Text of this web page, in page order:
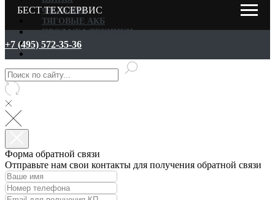
ФИЛЬТРЫ
ТЯГОВЫЕ АКБ
ПРОДАЖА ТЕХНИКИ
ВЫКУП
БЕСТ ТЕХСЕРВИС
+7 (495) 572-35-36
Форма обратной связи
Отправьте нам свои контакты для получения обратной связи